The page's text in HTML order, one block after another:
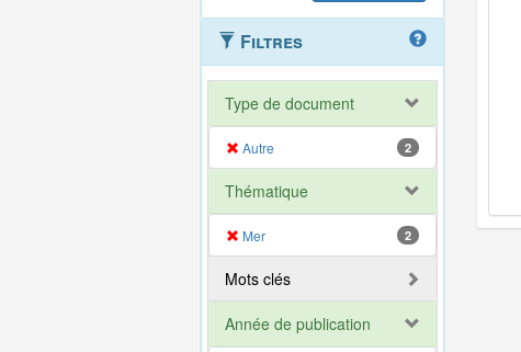
Filtres
Type de document
Autre 2
Thématique
Mer 2
Mots clés
Année de publication